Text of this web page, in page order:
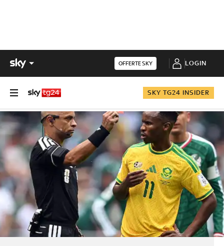
OFFERTE SKY LOGIN
SKY TG24 INSIDER